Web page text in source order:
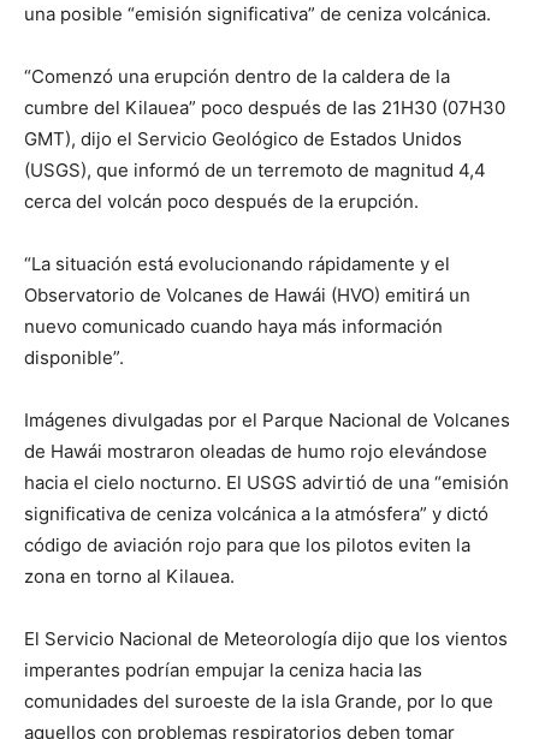
una posible “emisión significativa” de ceniza volcánica.
“Comenzó una erupción dentro de la caldera de la
cumbre del Kilauea” poco después de las 21H30 (07H30
GMT), dijo el Servicio Geológico de Estados Unidos
(USGS), que informó de un terremoto de magnitud 4,4
cerca del volcán poco después de la erupción.
“La situación está evolucionando rápidamente y el
Observatorio de Volcanes de Hawái (HVO) emitirá un
nuevo comunicado cuando haya más información
disponible”.
Imágenes divulgadas por el Parque Nacional de Volcanes
de Hawái mostraron oleadas de humo rojo elevándose
hacia el cielo nocturno. El USGS advirtió de una “emisión
significativa de ceniza volcánica a la atmósfera” y dictó
código de aviación rojo para que los pilotos eviten la
zona en torno al Kilauea.
El Servicio Nacional de Meteorología dijo que los vientos
imperantes podrían empujar la ceniza hacia las
comunidades del suroeste de la isla Grande, por lo que
aquellos con problemas respiratorios deben tomar